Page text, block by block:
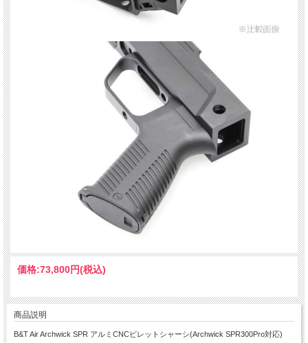
価格:73,800円(税込)
商品説明
B&T Air Archwick SPR アルミCNCビレットシャーシ(Archwick SPR300Pro対応)